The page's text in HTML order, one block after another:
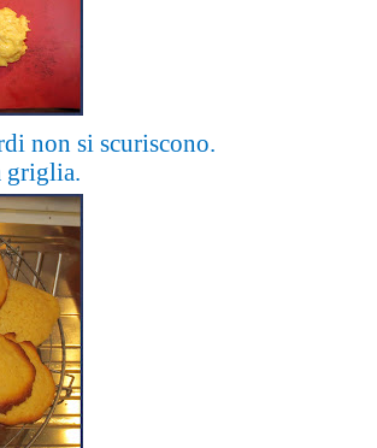
non si scuriscono.
griglia.